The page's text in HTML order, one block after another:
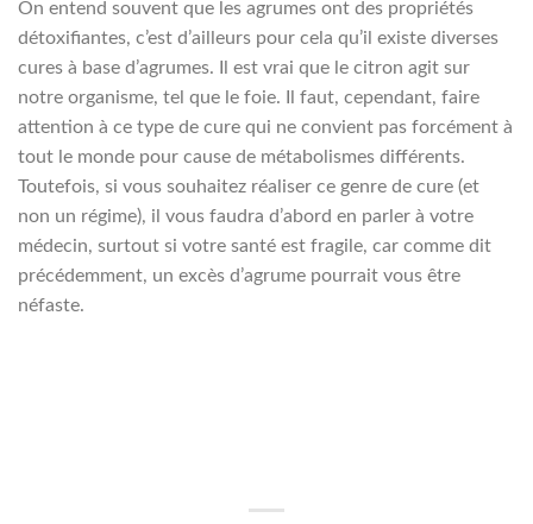
On entend souvent que les agrumes ont des propriétés
détoxifiantes, c’est d’ailleurs pour cela qu’il existe diverses
cures à base d’agrumes. Il est vrai que le citron agit sur
notre organisme, tel que le foie. Il faut, cependant, faire
attention à ce type de cure qui ne convient pas forcément à
tout le monde pour cause de métabolismes différents.
Toutefois, si vous souhaitez réaliser ce genre de cure (et
non un régime), il vous faudra d’abord en parler à votre
médecin, surtout si votre santé est fragile, car comme dit
précédemment, un excès d’agrume pourrait vous être
néfaste.